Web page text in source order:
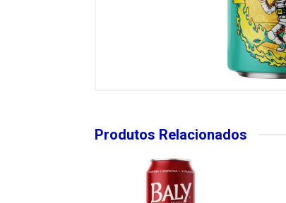
Produtos Relacionados